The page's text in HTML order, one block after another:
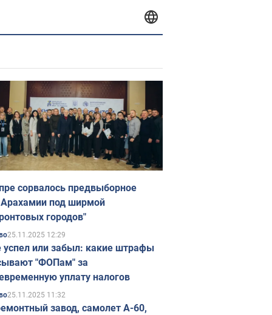
сорвалось предвыборное
Арахамии под ширмой
городов"
25.11.2025 12:29
успел или забыл: какие штрафы
"ФОПам" за
уплату налогов
25.11.2025 11:32
завод, самолет А-60,